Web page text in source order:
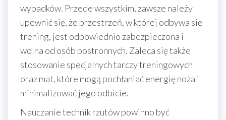
wypadków. Przede wszystkim, zawsze należy
upewnić się, że przestrzeń, w której odbywa się
trening, jest odpowiednio zabezpieczona i
wolna od osób postronnych. Zaleca się także
stosowanie specjalnych tarczy treningowych
oraz mat, które mogą pochłaniać energię noża i
minimalizować jego odbicie.
Nauczanie technik rzutów powinno być